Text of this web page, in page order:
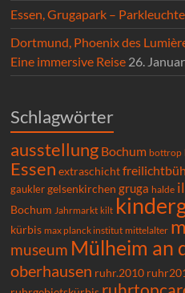
Essen, Grugapark –
Dortmund, Phoenix des
Eine immersive Reise 26.
Schlagwörter
ausstellung Bochum bottrop
Essen extraschicht
gaukler gelsenkirchen gruga halde
Bochum Jahrmarkt kilt
kürbis max planck institut mittelalter
museum Mülheim an
oberhausen ruhr.2010